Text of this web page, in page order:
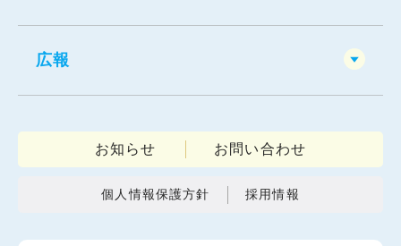
広報
お知らせ お問い合わせ
個人情報保護方針 採用情報